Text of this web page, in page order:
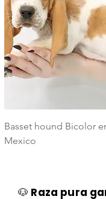
Basset hound Bicolor
Mexico
🐶 Raza pura